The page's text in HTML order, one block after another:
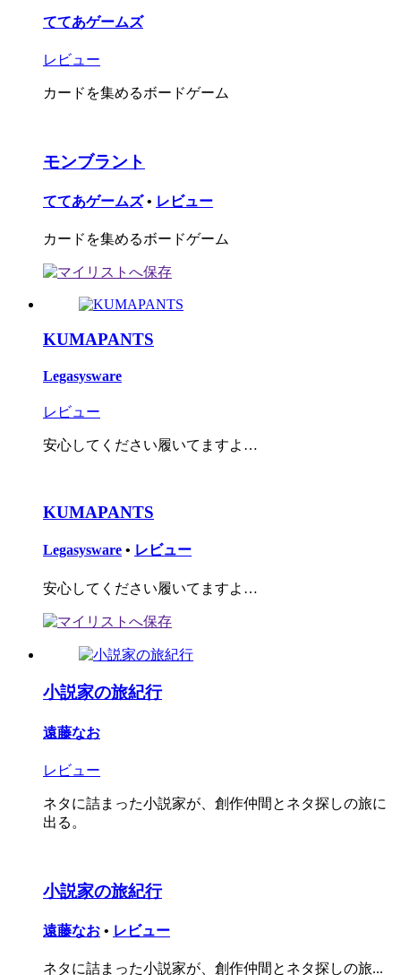
ててあゲームズ
レビュー
カードを集めるボードゲーム
モンブラント
ててあゲームズ • レビュー
カードを集めるボードゲーム
KUMAPANTS
Legasysware
レビュー
安心してください履いてますよ…
KUMAPANTS
Legasysware • レビュー
安心してください履いてますよ…
小説家の旅紀行
遠藤なお
レビュー
ネタに詰まった小説家が、創作仲間とネタ探しの旅に
出る。
小説家の旅紀行
遠藤なお • レビュー
ネタに詰まった小説家が、創作仲間とネタ探しの旅...